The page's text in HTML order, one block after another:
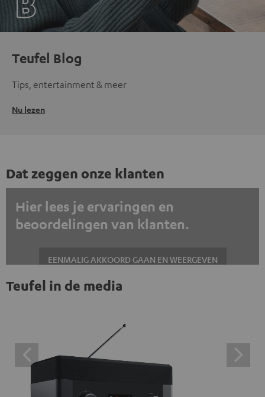
Teufel Blog
Tips, entertainment & meer
Nu lezen
Dat zeggen onze klanten
Hier lees je ervaringen en
beoordelingen van klanten.
EENMALIG AKKOORD GAAN EN WEERGEVEN
Altijd externe inhoud weergeven? Schakel dit in de gegevensinstellingen
externe inhoud hier met één klik weergeven. Door op de
inhoud te klikken, stem je ermee in dat je de externe
inhoud te zien krijgt. Dit betekent dat persoonlijke
gegevens kunnen worden doorgegeven aan platforms
Teufel in de media